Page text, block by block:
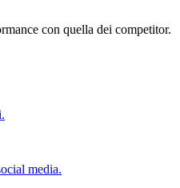
con quella dei competitor.
media.